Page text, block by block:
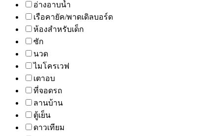
อ่างอาบน้ำ
เรือคายัค/พาดเดิลบอร์ด
ห้องสำหรับเด็ก
ซัก
นวด
ไมโครเวฟ
เตาอบ
ที่จอดรถ
ลานบ้าน
ตู้เย็น
ดาวเทียม